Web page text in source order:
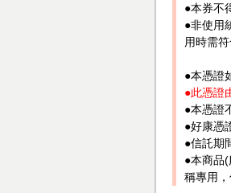
●本券不
●非使用
用時需
●本憑證
●此憑證
●本憑證
●好康憑
●信託期
●本商品
稱專用